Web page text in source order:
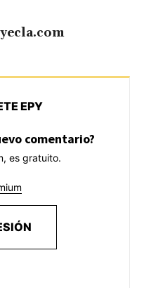
EPY
comentario?
es gratuito.